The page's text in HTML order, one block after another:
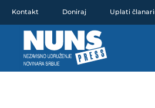
sadržaj
Kontakt Doniraj Uplati